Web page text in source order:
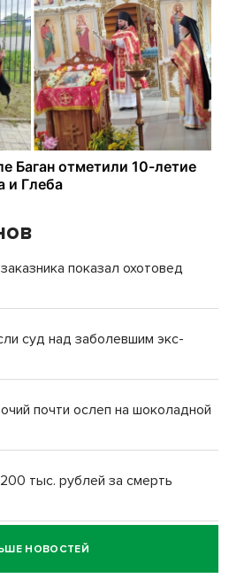
показал охотовед
суд над заболевшим экс-
почти ослеп на шоколадной
тыс. рублей за смерть
водителя за смерть
НОВОСТЕЙ